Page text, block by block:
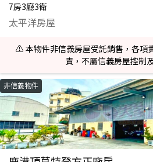
7房3廳3衛
太平洋房屋
⚠️ 本物件非信義房屋受託銷售，各項
責，不屬信義房屋控制
非信義物件